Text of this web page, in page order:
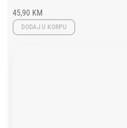
45,90 KM
DODAJ U KORPU